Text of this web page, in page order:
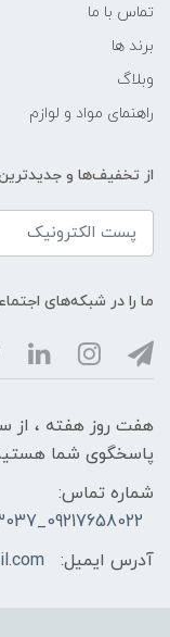
تماس با ما
برند ها
وبلاگ
راهنمای مواد و لوازم
از تخفیف‌ها و
ما را در شبکه‌های
پاسخگوی شما
شماره تماس:
09217658022_09353503037 _02166836216
آدرس ایمیل: